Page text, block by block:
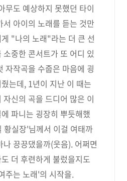
무도 예상하지 못했던 타이
아이의 노래를 듣는 것만
"나의 노래"라는 더 큰 선
중한 콘서트가 또 어디 있
자작곡을 수줍은 마음에 굉
는데, 1년이 지난 이 때는
신의 곡을 드디어 많은 이
파니는 굉장히 뿌듯해했
황실장'님께서 이걸 여태까
끙끙댔을까(웃음). 어쩌면
더 후련하게 불렀을지도
주는 노래'의 시작을.